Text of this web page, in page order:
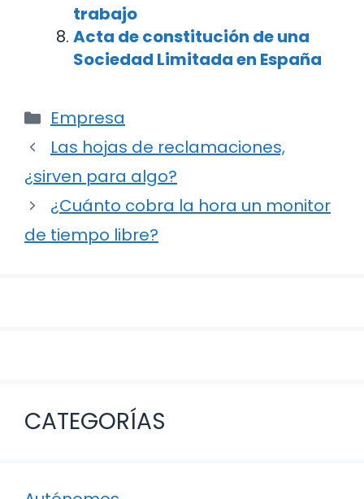
trabajo
Acta de constitución de una
Sociedad Limitada en España
Categorías
Empresa
Navegación
de
entradas
Las hojas de reclamaciones,
¿sirven para algo?
¿Cuánto cobra la hora un monitor
de tiempo libre?
CATEGORÍAS